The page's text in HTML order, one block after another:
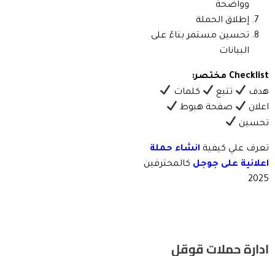
وواضحة
إطلاق الحملة
تحسين مستمر بناءً على
البيانات
Checklist مختصر:
هدف
تتبع
كلمات
اعلان
صفحة هبوط
تحسين
تعرف علي كيفية انشاء حملة
اعلانية على جوجل كالمحترفين
2025
ادارة حملات قوقل